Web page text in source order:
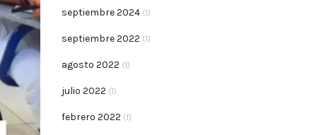
septiembre 2024(1)
septiembre 2022 (1)
agosto 2022 (1)
julio 2022 (1)
febrero 2022 (1)